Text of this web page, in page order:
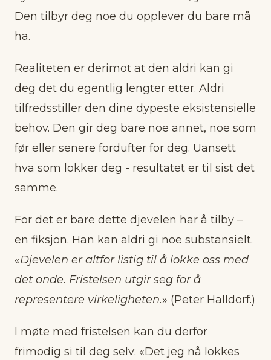
Den tilbyr deg noe du opplever du bare må
ha.
Realiteten er derimot at den aldri kan gi
deg det du egentlig lengter etter. Aldri
tilfredsstiller den dine dypeste eksistensielle
behov. Den gir deg bare noe annet, noe som
før eller senere fordufter for deg. Uansett
hva som lokker deg - resultatet er til sist det
samme.
For det er bare dette djevelen har å tilby –
en fiksjon. Han kan aldri gi noe substansielt.
«Djevelen er altfor listig til å lokke oss med
det onde. Fristelsen utgir seg for å
representere virkeligheten.» (Peter Halldorf.)
I møte med fristelsen kan du derfor
frimodig si til deg selv: «Det jeg nå lokkes